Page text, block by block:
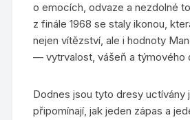
o emocích, odvaze a nezdolné
z finále 1968 se staly ikonou,
nejen vítězství, ale i hodnoty
— vytrvalost, vášeň a týmového
Dodnes jsou tyto dresy uctívány
připomínají, jak jeden zápas a